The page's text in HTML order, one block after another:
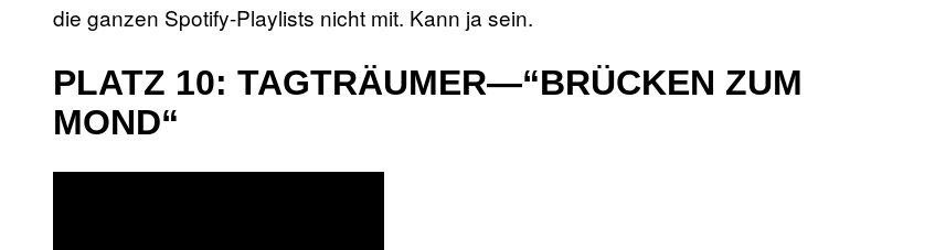
die ganzen Spotify-Playlists nicht mit. Kann ja sein.
PLATZ 10: TAGTRÄUMER—“BRÜCKEN ZUM
MOND“